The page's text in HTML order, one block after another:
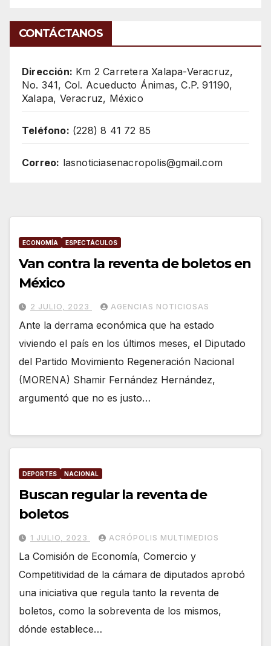
CONTÁCTANOS
Dirección: Km 2 Carretera Xalapa-Veracruz,
No. 341, Col. Acueducto Ánimas, C.P. 91190,
Xalapa, Veracruz, México
Teléfono: (228) 8 41 72 85
Correo: lasnoticiasenacropolis@gmail.com
ECONOMÍA ESPECTÁCULOS
Van contra la reventa de boletos en
México
2 JULIO, 2023 AGENCIAS NOTICIOSAS
Ante la derrama económica que ha estado
viviendo el país en los últimos meses, el Diputado
del Partido Movimiento Regeneración Nacional
(MORENA) Shamir Fernández Hernández,
argumentó que no es justo…
DEPORTES NACIONAL
Buscan regular la reventa de
boletos
1 JULIO, 2023 ACRÓPOLIS MULTIMEDIOS
La Comisión de Economía, Comercio y
Competitividad de la cámara de diputados aprobó
una iniciativa que regula tanto la reventa de
boletos, como la sobreventa de los mismos,
dónde establece…